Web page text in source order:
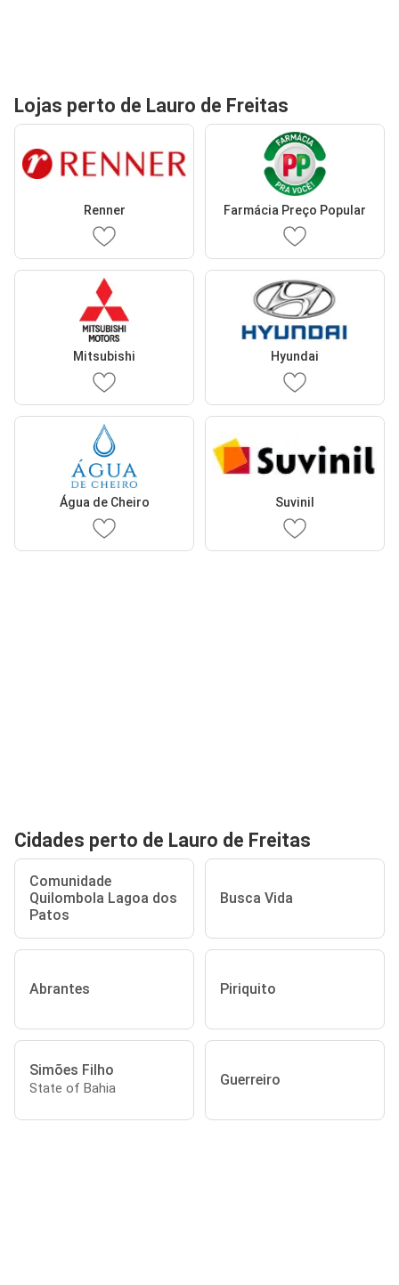
Lojas perto de Lauro de Freitas
Renner Farmácia Preço Popular
Mitsubishi Hyundai
Água de Cheiro Suvinil
Cidades perto de Lauro de Freitas
Comunidade
Quilombola Lagoa dos
Patos
Busca Vida
Abrantes Piriquito
Simões Filho
State of Bahia Guerreiro